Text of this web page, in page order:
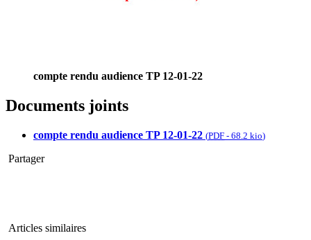
compte rendu audience TP 12-01-22
Documents joints
compte rendu audience TP 12-01-22 (PDF - 68.2 kio)
Partager
Articles similaires